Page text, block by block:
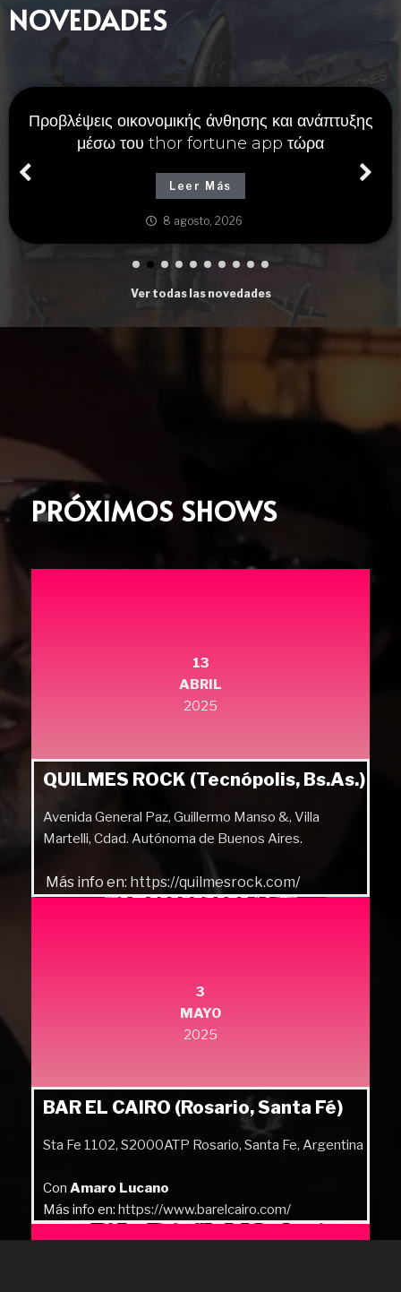
NOVEDADES
Προβλέψεις οικονομικής άνθησης και ανάπτυξης
μέσω του thor fortune app τώρα
Leer Más
8 agosto, 2026
Ver todas las novedades
PRÓXIMOS SHOWS
13
ABRIL
2025
QUILMES ROCK (Tecnópolis, Bs.As.)
Avenida General Paz, Guillermo Manso &, Villa
Martelli, Cdad. Autónoma de Buenos Aires.
Más info en: https://quilmesrock.com/
3
MAYO
2025
BAR EL CAIRO (Rosario, Santa Fé)
Sta Fe 1102, S2000ATP Rosario, Santa Fe, Argentina
Con Amaro Lucano
Más info en: https://www.barelcairo.com/